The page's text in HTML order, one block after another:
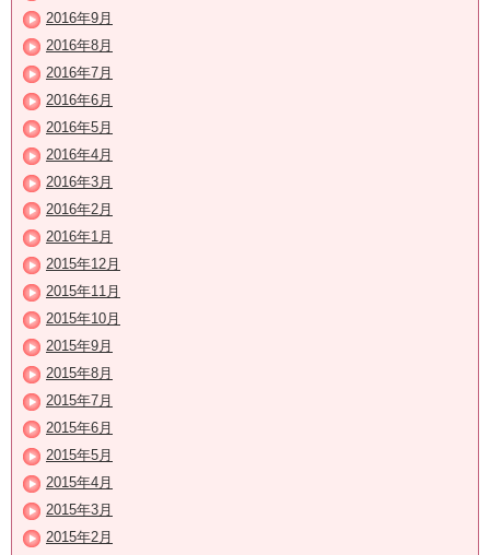
2016年9月
2016年8月
2016年7月
2016年6月
2016年5月
2016年4月
2016年3月
2016年2月
2016年1月
2015年12月
2015年11月
2015年10月
2015年9月
2015年8月
2015年7月
2015年6月
2015年5月
2015年4月
2015年3月
2015年2月